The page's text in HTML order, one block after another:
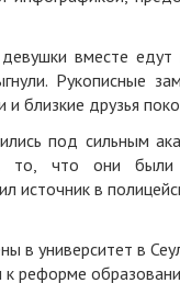
вместе
Рукописные
близкие друзья
под сильным
то, что они были
в